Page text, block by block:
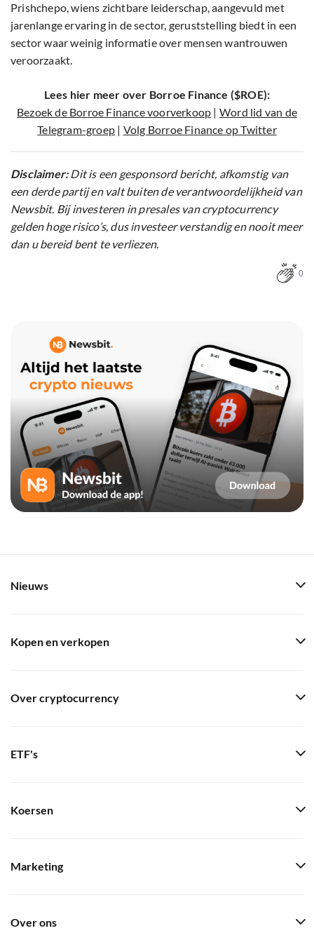
Prishchepo, wiens zichtbare leiderschap, aangevuld met
jarenlange ervaring in de sector, geruststelling biedt in een
sector waar weinig informatie over mensen wantrouwen
veroorzaakt.
Lees hier meer over Borroe Finance ($ROE):
Bezoek de Borroe Finance voorverkoop | Word lid van de
Telegram-groep | Volg Borroe Finance op Twitter
Disclaimer:Dit is een gesponsord bericht, afkomstig van
een derde partij en valt buiten de verantwoordelijkheid van
Newsbit. Bij investeren in presales van cryptocurrency
gelden hoge risico’s, dus investeer verstandig en nooit meer
dan u bereid bent te verliezen.
0
Nieuws
Kopen en verkopen
Over cryptocurrency
ETF's
Koersen
Marketing
Over ons